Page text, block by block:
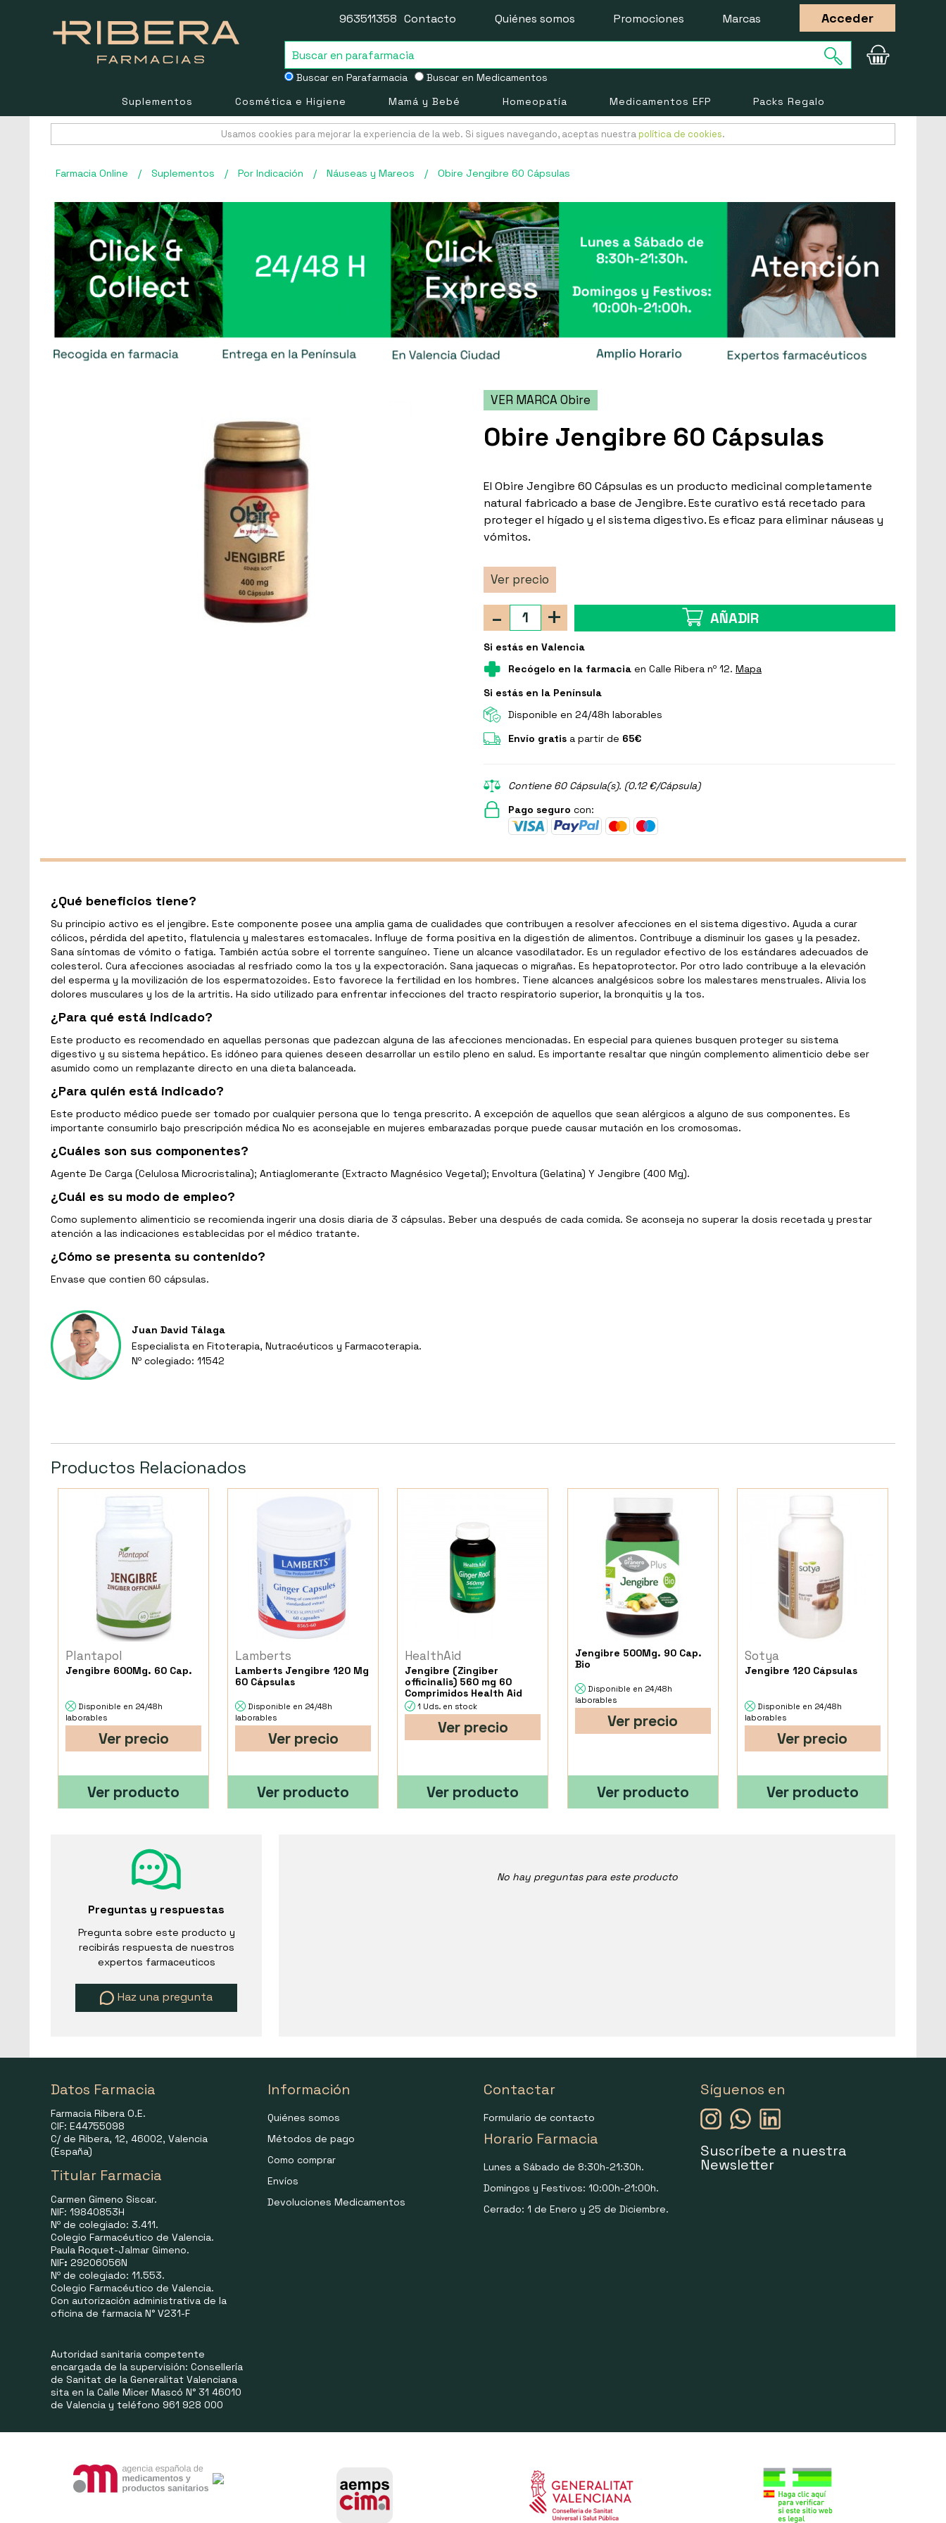
Buscar en Parafarmacia Buscar en Medicamentos
963511358 Contacto Quiénes somos Promociones Marcas Acceder
Suplementos Cosmética e Higiene Mamá y Bebé Homeopatía Medicamentos EFP Packs Regalo
Usamos cookies para mejorar la experiencia de la web. Si sigues navegando, aceptas nuestra política de cookies.
Farmacia Online / Suplementos / Por Indicación / Náuseas y Mareos / Obire Jengibre 60 Cápsulas
VER MARCA Obire
Obire Jengibre 60 Cápsulas
El Obire Jengibre 60 Cápsulas es un producto medicinal completamente
natural fabricado a base de Jengibre. Este curativo está recetado para
proteger el hígado y el sistema digestivo. Es eficaz para eliminar náuseas y
vómitos.
Ver precio
+
- AÑADIR
Si estás en Valencia
Recógelo en la farmacia en Calle Ribera nº 12. Mapa
Si estás en la Península
Disponible en 24/48h laborables
Envío gratis a partir de 65€
Contiene 60 Cápsula(s). (0.12 €/Cápsula)
Pago seguro con:
¿Qué beneficios tiene?
Su principio activo es el jengibre. Este componente posee una amplia gama de cualidades que contribuyen a resolver afecciones en el sistema digestivo. Ayuda a curar
cólicos, pérdida del apetito, flatulencia y malestares estomacales. Influye de forma positiva en la digestión de alimentos. Contribuye a disminuir los gases y la pesadez.
Sana síntomas de vómito o fatiga. También actúa sobre el torrente sanguíneo. Tiene un alcance vasodilatador. Es un regulador efectivo de los estándares adecuados de
colesterol. Cura afecciones asociadas al resfriado como la tos y la expectoración. Sana jaquecas o migrañas. Es hepatoprotector. Por otro lado contribuye a la elevación
del esperma y la movilización de los espermatozoides. Esto favorece la fertilidad en los hombres. Tiene alcances analgésicos sobre los malestares menstruales. Alivia los
dolores musculares y los de la artritis. Ha sido utilizado para enfrentar infecciones del tracto respiratorio superior, la bronquitis y la tos.
¿Para qué está indicado?
Este producto es recomendado en aquellas personas que padezcan alguna de las afecciones mencionadas. En especial para quienes busquen proteger su sistema
digestivo y su sistema hepático. Es idóneo para quienes deseen desarrollar un estilo pleno en salud. Es importante resaltar que ningún complemento alimenticio debe ser
asumido como un remplazante directo en una dieta balanceada.
¿Para quién está indicado?
Este producto médico puede ser tomado por cualquier persona que lo tenga prescrito. A excepción de aquellos que sean alérgicos a alguno de sus componentes. Es
importante consumirlo bajo prescripción médica No es aconsejable en mujeres embarazadas porque puede causar mutación en los cromosomas.
¿Cuáles son sus componentes?
Agente De Carga (Celulosa Microcristalina); Antiaglomerante (Extracto Magnésico Vegetal); Envoltura (Gelatina) Y Jengibre (400 Mg).
¿Cuál es su modo de empleo?
Como suplemento alimenticio se recomienda ingerir una dosis diaria de 3 cápsulas. Beber una después de cada comida. Se aconseja no superar la dosis recetada y prestar
atención a las indicaciones establecidas por el médico tratante.
¿Cómo se presenta su contenido?
Envase que contien 60 cápsulas.
Juan David Tálaga
Especialista en Fitoterapia, Nutracéuticos y Farmacoterapia.
Nº colegiado: 11542
Productos Relacionados
Plantapol
Jengibre 600Mg. 60 Cap.
Disponible en 24/48h
laborables
Ver precio
Ver producto
Lamberts
Lamberts Jengibre 120 Mg
60 Cápsulas
Disponible en 24/48h
laborables
Ver precio
Ver producto
HealthAid
Jengibre (Zingiber
officinalis) 560 mg 60
Comprimidos Health Aid
1 Uds. en stock
Ver precio
Ver producto
Jengibre 500Mg. 90 Cap.
Bio
Disponible en 24/48h
laborables
Ver precio
Ver producto
Sotya
Jengibre 120 Cápsulas
Disponible en 24/48h
laborables
Ver precio
Ver producto
Preguntas y respuestas
Pregunta sobre este producto y
recibirás respuesta de nuestros
expertos farmaceuticos
Haz una pregunta
No hay preguntas para este producto
Datos Farmacia
Farmacia Ribera O.E.
CIF: E44755098
C/ de Ribera, 12, 46002, Valencia
(España)
Titular Farmacia
Carmen Gimeno Siscar.
NIF: 19840853H
Nº de colegiado: 3.411.
Colegio Farmacéutico de Valencia.
Paula Roquet-Jalmar Gimeno.
NIF: 29206056N
Nº de colegiado: 11.553.
Colegio Farmacéutico de Valencia.
Con autorización administrativa de la
oficina de farmacia N° V231-F
Autoridad sanitaria competente
encargada de la supervisión: Consellería
de Sanitat de la Generalitat Valenciana
sita en la Calle Micer Mascó N° 31 46010
de Valencia y teléfono 961 928 000
Información
Quiénes somos
Métodos de pago
Como comprar
Envíos
Devoluciones Medicamentos
Contactar
Formulario de contacto
Horario Farmacia
Lunes a Sábado de 8:30h-21:30h.
Domingos y Festivos: 10:00h-21:00h.
Cerrado: 1 de Enero y 25 de Diciembre.
Síguenos en
Suscríbete a nuestra
Newsletter